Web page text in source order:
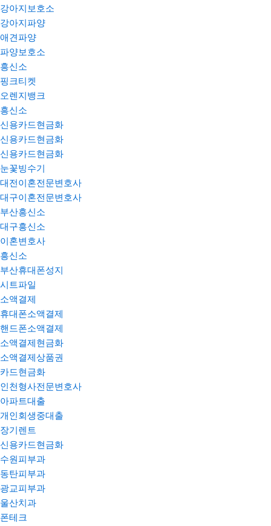
강아지보호소
강아지파양
애견파양
파양보호소
흥신소
핑크티켓
오렌지뱅크
흥신소
신용카드현금화
신용카드현금화
신용카드현금화
눈꽃빙수기
대전이혼전문변호사
대구이혼전문변호사
부산흥신소
대구흥신소
이혼변호사
흥신소
부산휴대폰성지
시트파일
소액결제
휴대폰소액결제
핸드폰소액결제
소액결제현금화
소액결제상품권
카드현금화
인천형사전문변호사
아파트대출
개인회생중대출
장기렌트
신용카드현금화
수원피부과
동탄피부과
광교피부과
울산치과
폰테크